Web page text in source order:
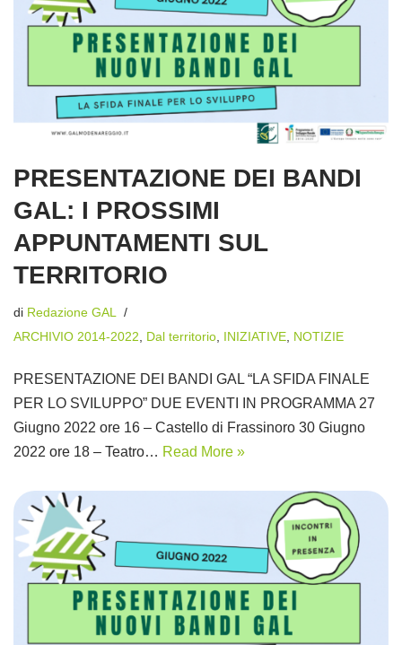
PRESENTAZIONE DEI BANDI
GAL: I PROSSIMI
APPUNTAMENTI SUL
TERRITORIO
di Redazione GAL
ARCHIVIO 2014-2022, Dal territorio, INIZIATIVE, NOTIZIE
PRESENTAZIONE DEI BANDI GAL “LA SFIDA FINALE
PER LO SVILUPPO” DUE EVENTI IN PROGRAMMA 27
Giugno 2022 ore 16 – Castello di Frassinoro 30 Giugno
2022 ore 18 – Teatro… Read More »